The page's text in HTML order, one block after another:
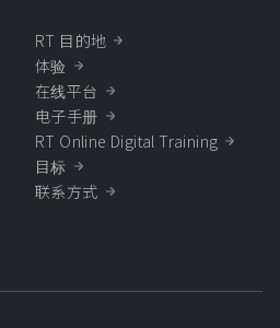
RT 目的地
体验
在线平台
电子手册
RT Online Digital Training
目标
联系方式